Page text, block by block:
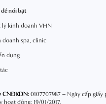
đề nổi bật
lý kinh doanh VHN
doanh spa, clinic
dụng
CNĐKDN: 0107707987 – Ngày cấp giấy
hoạt động: 19/01/2017.